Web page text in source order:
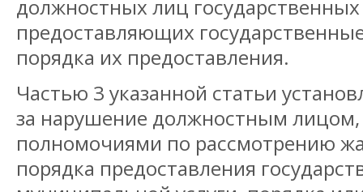
должностных лиц государственных
предоставляющих
порядка их предоставления.
Частью 3 указанной статьи
за нарушение должностным
полномочиями по рассмотрению
порядка предоставления